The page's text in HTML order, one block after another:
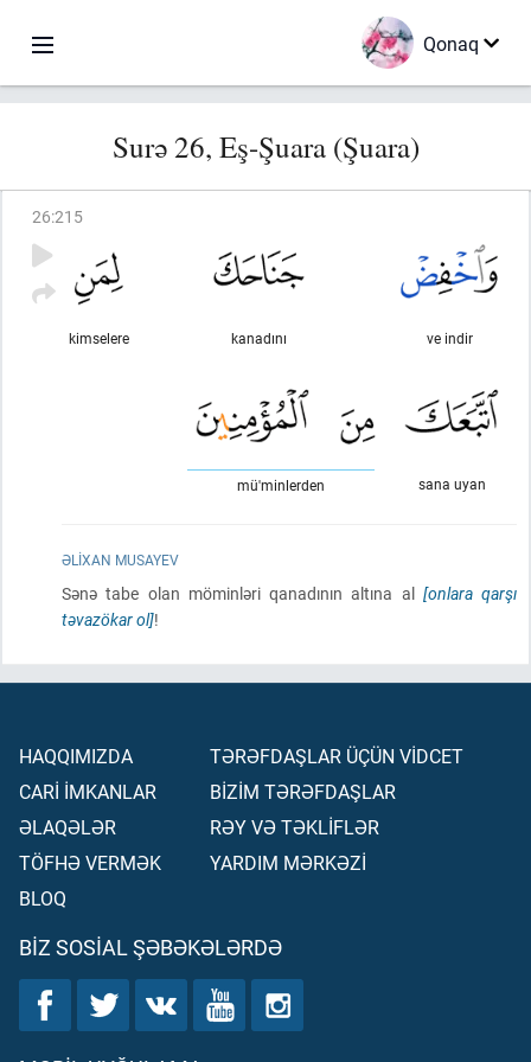
Qonaq
Surə 26, Eş-Şuara (Şuara)
26:215
ve indir
kanadını
kimselere
sana uyan
mü'minlerden
ƏLIXAN MUSAYEV
Sənə tabe olan möminləri qanadının altına al [onlara qarşı
təvazökar ol]!
HAQQIMIZDA
CARİ İMKANLAR
ƏLAQƏLƏR
TÖFHƏ VERMƏK
BLOQ
TƏRƏFDAŞLAR ÜÇÜN VİDCET
BİZİM TƏRƏFDAŞLAR
RƏY VƏ TƏKLİFLƏR
YARDIM MƏRKƏZİ
BIZ SOSIAL ŞƏBƏKƏLƏRDƏ